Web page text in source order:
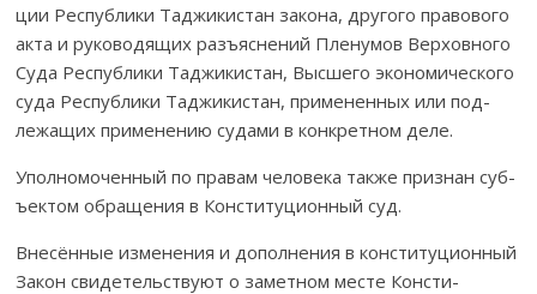
ции Респуб­лики Тад­жикистан закона, дру­гого пра­во­вого
акта и руко­вод­ящих разъяснений Пленумов Вер­­хов­ного
Су­да Респуб­лики Таджикистан, Высшего эконо­ми­чес­кого
суда Рес­пуб­ли­ки Таджикистан, примененных или под­
лежащих приме­нению судами в конк­ретном деле.
Уполномоченный по правам человека также признан суб­
ъектом обращения в Конституционный суд.
Внесённые изменения и дополнения в конс­ти­туционный
Закон свидетельствуют о заметном месте Конс­ти­